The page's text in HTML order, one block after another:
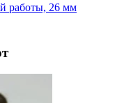
работы, 26 мм